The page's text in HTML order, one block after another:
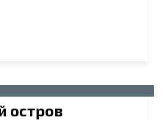
остров